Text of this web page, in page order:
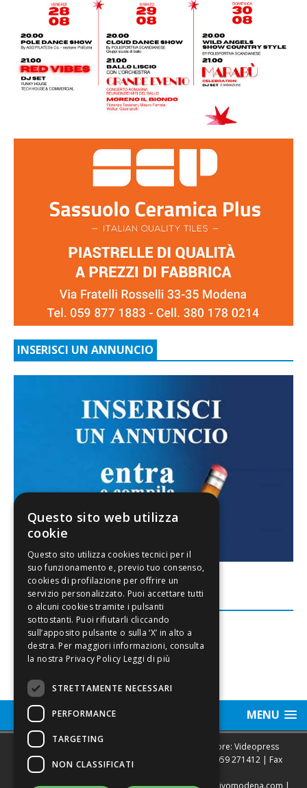
INSERISCI UN ANNUNCIO
FACEBOOK
MENU
Sede legale, Redazione, pubblicità e annunci Editore: Videopress
Modena S.r.l. via Emilia Est, 402/6 - Modena | Tel.
059 271412 | Fax
Questo sito web utilizza
cookie
Leggi di più
STRETTAMENTE NECESSARI
PERFORMANCE
TARGETING
NON CLASSIFICATI